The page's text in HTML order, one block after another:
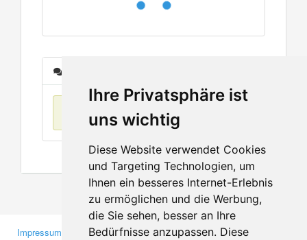
Ihre Privatsphäre ist
uns wichtig
Diese Website verwendet Cookies
und Targeting Technologien, um
Ihnen ein besseres Internet-Erlebnis
zu ermöglichen und die Werbung,
die Sie sehen, besser an Ihre
Bedürfnisse anzupassen. Diese
Keine Einträge
Impressum
Gewerbetreibende